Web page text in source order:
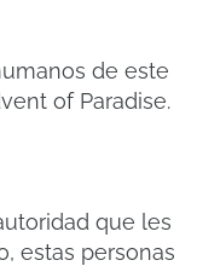
de este
of Paradise.
que les
estas personas